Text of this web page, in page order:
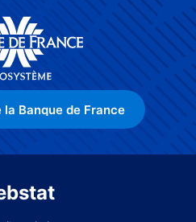
Banque de France